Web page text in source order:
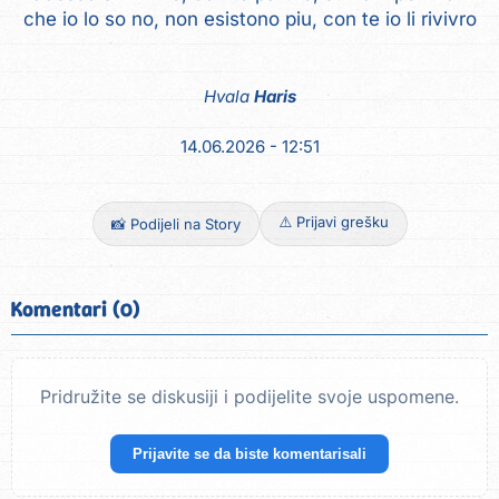
che io lo so no, non esistono piu, con te io li rivivro
Hvala Haris
14.06.2026 - 12:51
📸 Podijeli na Story ⚠️ Prijavi grešku
Komentari (0)
Pridružite se diskusiji i podijelite svoje uspomene.
Prijavite se da biste komentarisali